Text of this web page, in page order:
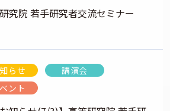
究院 若手研究者交流セミナー
らせ
講演会
ント